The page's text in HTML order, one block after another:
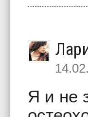
Я и не